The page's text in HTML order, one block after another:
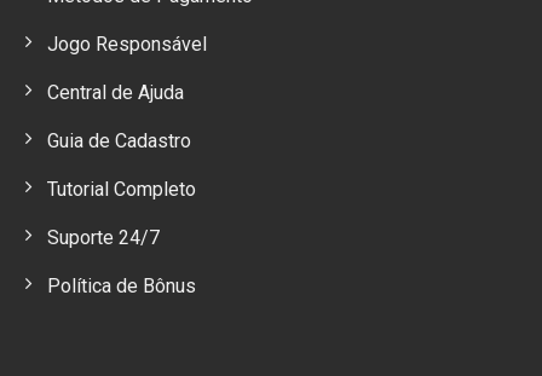
Jogo Responsável
Central de Ajuda
Guia de Cadastro
Tutorial Completo
Suporte 24/7
Política de Bônus